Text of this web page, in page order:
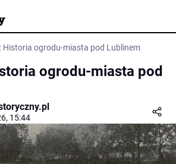
Historia ogrodu-miasta pod Lublinem
ogrodu-miasta pod
15:44